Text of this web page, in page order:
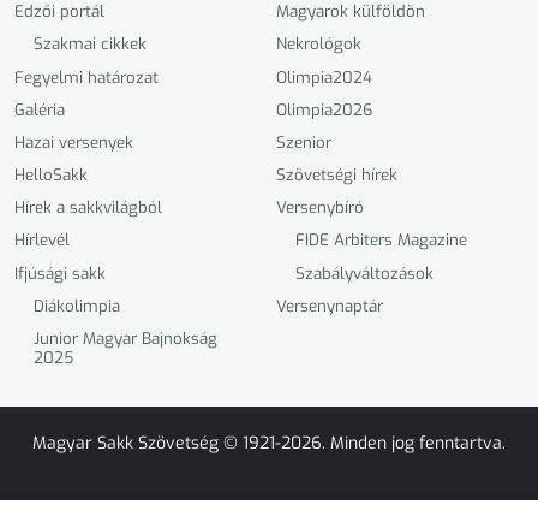
Edzői portál
Szakmai cikkek
Fegyelmi határozat
Galéria
Hazai versenyek
HelloSakk
Hírek a sakkvilágból
Hírlevél
Ifjúsági sakk
Diákolimpia
Junior Magyar Bajnokság
2025
Magyarok külföldön
Nekrológok
Olimpia2024
Olimpia2026
Szenior
Szövetségi hírek
Versenybíró
FIDE Arbiters Magazine
Szabályváltozások
Versenynaptár
Magyar Sakk Szövetség © 1921-2026. Minden jog fenntartva.